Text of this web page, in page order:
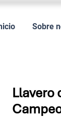
Sobre
Llavero